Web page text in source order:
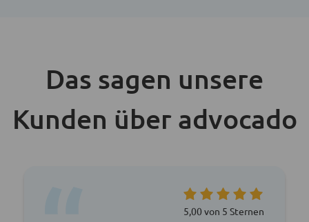
Das sagen unsere
Kunden über advocado
5,00 von 5 Sternen